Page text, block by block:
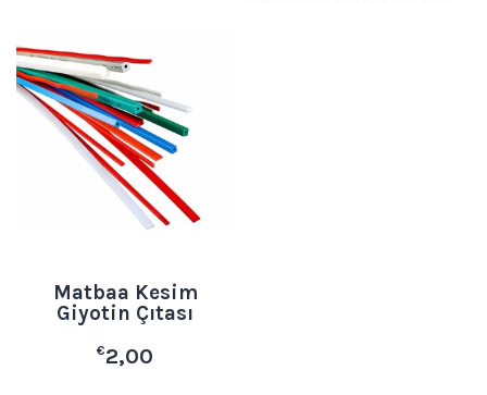
Matbaa Kesim
Giyotin Çıtası
€2,00